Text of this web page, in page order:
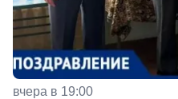
вчера в 19:00